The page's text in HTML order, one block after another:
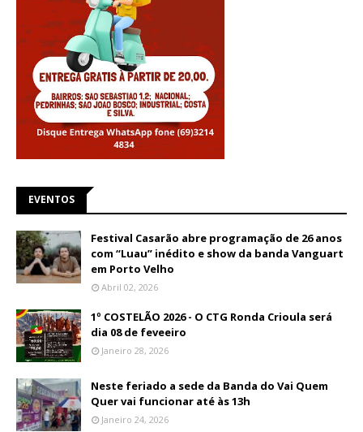
EVENTOS
Festival Casarão abre programação de 26 anos
com “Luau” inédito e show da banda Vanguart
em Porto Velho
Abril 02, 2026
1º COSTELÃO 2026 - O CTG Ronda Crioula será
dia 08 de feveeiro
Janeiro 28, 2026
Neste feriado a sede da Banda do Vai Quem
Quer vai funcionar até às 13h
Janeiro 24, 2026